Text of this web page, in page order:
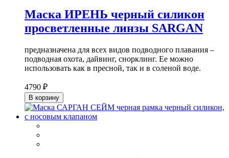
Маска ИРЕНЬ черный силикон
просветленные линзы SARGAN
предназначена для всех видов подводного плавания –
подводная охота, дайвинг, снорклинг. Ее можно
использовать как в пресной, так и в соленой воде.
4790 ₽
В корзину